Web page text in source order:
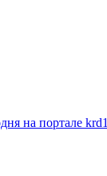
на портале krd1